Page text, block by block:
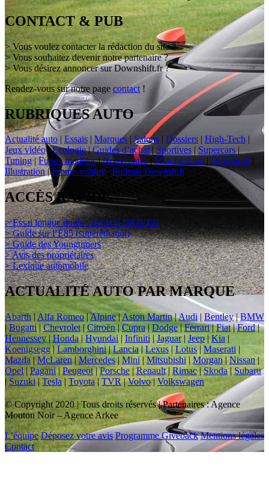
CONTACT & PUB
> Vous voulez contacter la rédaction du site ?
> Vous souhaitez devenir notre partenaire ?
> Vous désirez annoncer sur Downshift.fr ?
Rendez-vous sur notre page contact !
RUBRIQUES AUTO
Actualité auto | Essais | Marques |Salons | Dossiers | High-Tech |
Jeux vidéo|Ecologie|Guides d’achat| Sportives | Supercars |
Tuning|Futurs modèles|Nouveautés|Marché Auto | Oldschool |
Illustration|Promo voiture Podcast Downshift
ACCÈS RAPIDE
> Essai longue durée : DAILY DRIVER
> Guide sur l’E85 (superéthanol)
> Guide des Youngtimers
> Avis des propriétaires
> Lexique automobile
ACTUALITÉ AUTO PAR MARQUE
Abarth | Alfa Romeo|Alpine|Aston Martin|Audi | Bentley|BMW
| Bugatti|Chevrolet|Citroën |Cupra | Dodge|Ferrari|Fiat|Ford|
Hennessey| Honda| Hyundai |Infiniti | Jaguar| Jeep|Kia |
Koenigsegg|Lamborghini|Lancia|Lexus | Lotus| Maserati |
Mazda |McLaren|Mercedes | Mini | Mitsubishi | Morgan|Nissan|
Opel | Pagani|Peugeot|Porsche | Renault| Rimac|Skoda | Subaru
| Suzuki|Tesla| Toyota | TVR|Volvo|Volkswagen
© Copyright 2020 | Tous droits réservés | Partenaires : Agence
Mouton Noir – Agence Arkee
L’équipe Déposez votre avis Programme Giveback Mentions légales
Contact